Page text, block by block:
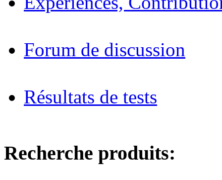
Forum de discussion
Résultats de tests
Recherche produits: